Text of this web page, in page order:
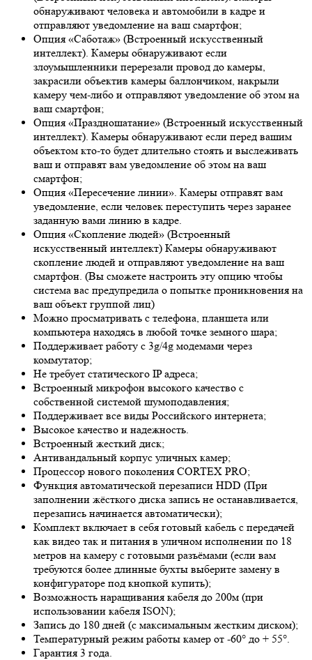
обнаруживают человека и автомобили в кадре и
отправляют уведомление на ваш смартфон;
Опция «Саботаж» (Встроенный искусственный
интеллект). Камеры обнаруживают если
злоумышленники перерезали провод до камеры,
закрасили объектив камеры баллончиком, накрыли
камеру чем-либо и отправляют уведомление об этом на
ваш смартфон;
Опция «Праздношатание» (Встроенный искусственный
интеллект). Камеры обнаруживают если перед вашим
объектом кто-то будет длительно стоять и выслеживать
ваш и отправят вам уведомление об этом на ваш
смартфон;
Опция «Пересечение линии». Камеры отправят вам
уведомление, если человек переступить через заранее
заданную вами линию в кадре.
Опция «Скопление людей» (Встроенный
искусственный интеллект) Камеры обнаруживают
скопление людей и отправляют уведомление на ваш
смартфон. (Вы сможете настроить эту опцию чтобы
система вас предупредила о попытке проникновения на
ваш объект группой лиц)
Можно просматривать с телефона, планшета или
компьютера находясь в любой точке земного шара;
Поддерживает работу с 3g/4g модемами через
коммутатор;
Не требует статического IP адреса;
Встроенный микрофон высокого качество с
собственной системой шумоподавления;
Поддерживает все виды Российского интернета;
Высокое качество и надежность.
Встроенный жесткий диск;
Антивандальный корпус уличных камер;
Процессор нового поколения CORTEX PRO;
Функция автоматической перезаписи HDD (При
заполнении жёсткого диска запись не останавливается,
перезапись начинается автоматически);
Комплект включает в себя готовый кабель с передачей
как видео так и питания в уличном исполнении по 18
метров на камеру с готовыми разъёмами (если вам
требуются более длинные бухты выберите замену в
конфигураторе под кнопкой купить);
Возможность наращивания кабеля до 200м (при
использовании кабеля ISON);
Запись до 180 дней (с максимальным жестким диском);
Температурный режим работы камер от -60° до + 55°.
Гарантия 3 года.